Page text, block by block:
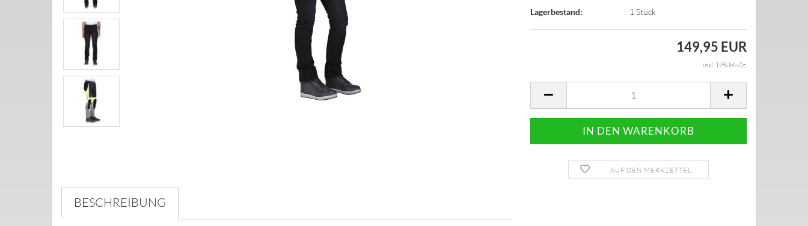
Lagerbestand: 1 Stück
149,95 EUR
inkl. 19% MwSt.
AUF DEN MERKZETTEL
BESCHREIBUNG